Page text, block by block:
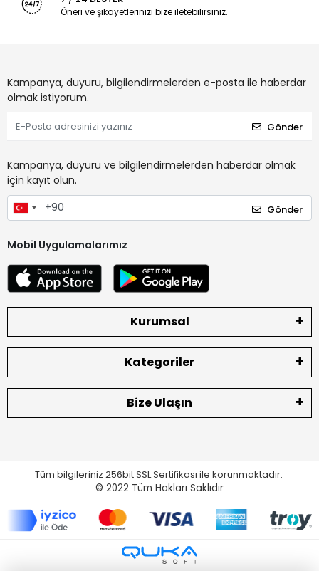
Öneri ve şikayetlerinizi bize iletebilirsiniz.
Kampanya, duyuru, bilgilendirmelerden e-posta ile haberdar
olmak istiyorum.
Gönder
Kampanya, duyuru ve bilgilendirmelerden haberdar olmak
için kayıt olun.
Gönder
Mobil Uygulamalarımız
Kurumsal
Kategoriler
Bize Ulaşın
Tüm bilgileriniz 256bit SSL Sertifikası ile korunmaktadır.
© 2022 Tüm Hakları Saklıdır